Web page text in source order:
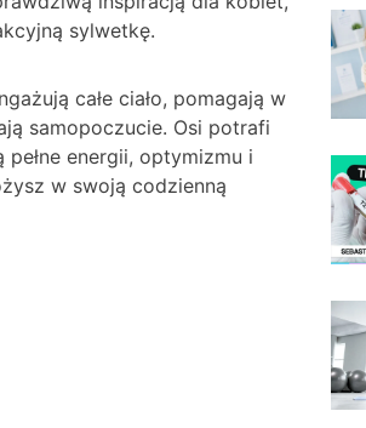
sylwetkę.
całe ciało, pomagają w
samopoczucie. Osi potrafi
energii, optymizmu i
w swoją codzienną